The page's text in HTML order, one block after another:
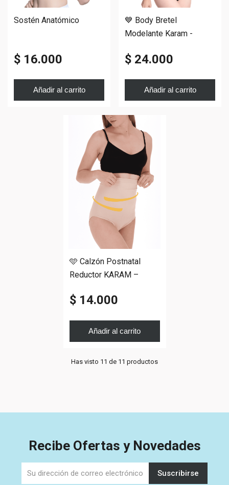
Sostén Anatómico
$ 16.000
Añadir al carrito
💙 Body Bretel
Modelante Karam -
$ 24.000
Añadir al carrito
🩵 Calzón Postnatal
Reductor KARAM –
$ 14.000
Añadir al carrito
Has visto 11 de 11 productos
Recibe Ofertas y Novedades